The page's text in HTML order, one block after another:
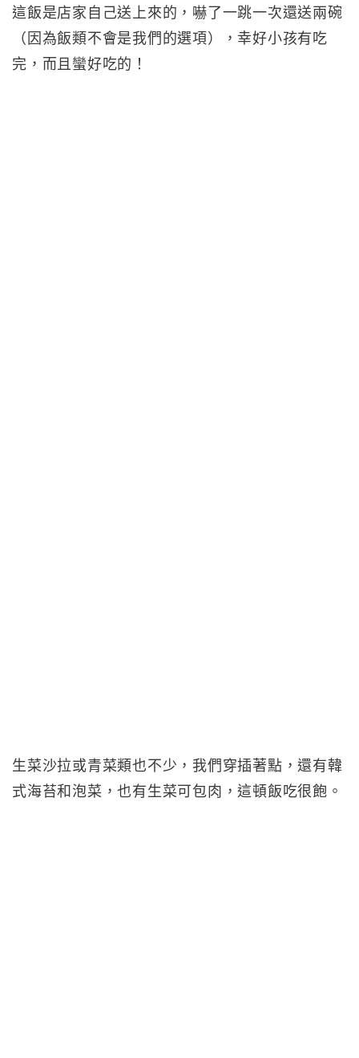
這飯是店家自己送上來的，嚇了一跳一次還送兩碗
（因為飯類不會是我們的選項），幸好小孩有吃
完，而且蠻好吃的！
生菜沙拉或青菜類也不少，我們穿插著點，還有韓
式海苔和泡菜，也有生菜可包肉，這頓飯吃很飽。